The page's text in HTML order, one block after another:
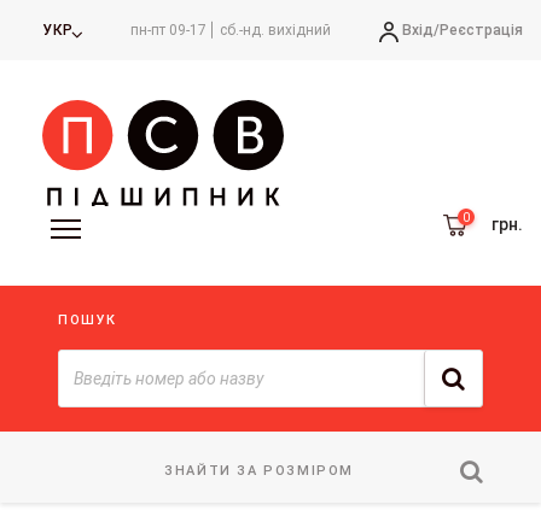
УКР пн-пт 09-17 сб.-нд. вихідний Вхід/Реєстрація
грн.
ПОШУК
ЗНАЙТИ ЗА РОЗМІРОМ